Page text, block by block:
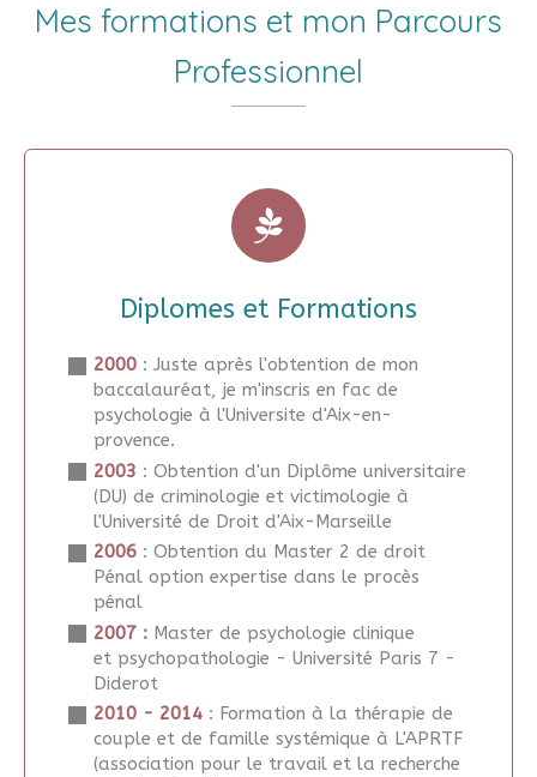
Mes formations et mon Parcours
Professionnel
Diplomes et Formations
2000 : Juste après l'obtention de mon
baccalauréat, je m'inscris en fac de
psychologie à l'Universite d'Aix-en-
provence.
2003 : Obtention d'un Diplôme universitaire
(DU) de criminologie et victimologie à
l'Université de Droit d'Aix-Marseille
2006 : Obtention du Master 2 de droit
Pénal option expertise dans le procès
pénal
2007 : Master de psychologie clinique
et psychopathologie - Université Paris 7 -
Diderot
2010 - 2014 : Formation à la thérapie de
couple et de famille systémique à L'APRTF
(association pour le travail et la recherche